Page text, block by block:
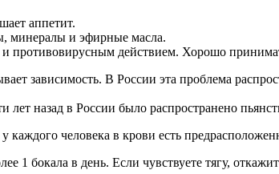
аппетит.
минералы и эфирные масла.
противовирусным действием. Хорошо
зависимость. В России эта проблема
лет назад в России было распространено
каждого человека в крови есть
1 бокала в день. Если чувствуете тягу,